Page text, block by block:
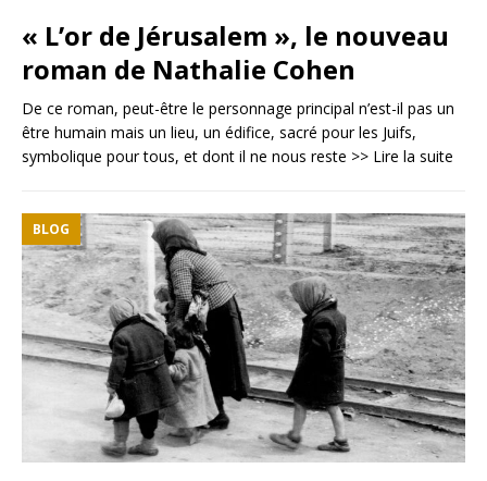
« L’or de Jérusalem », le nouveau
roman de Nathalie Cohen
De ce roman, peut-être le personnage principal n’est-il pas un
être humain mais un lieu, un édifice, sacré pour les Juifs,
symbolique pour tous, et dont il ne nous reste >> Lire la suite
BLOG